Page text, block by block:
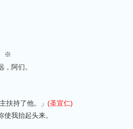
※
阿们。
扶持了他。」 (圣宜仁)
我抬起头来。